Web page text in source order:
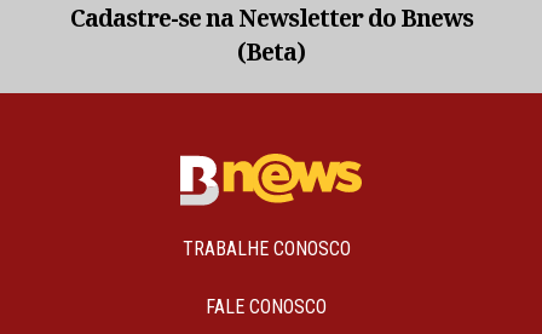
Cadastre-se na Newsletter do Bnews
(Beta)
TRABALHE CONOSCO
FALE CONOSCO